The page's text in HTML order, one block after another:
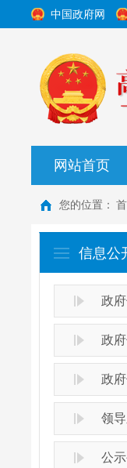
中国政府网
网站首页
您的位置：
信息公
政
政
政
领
公